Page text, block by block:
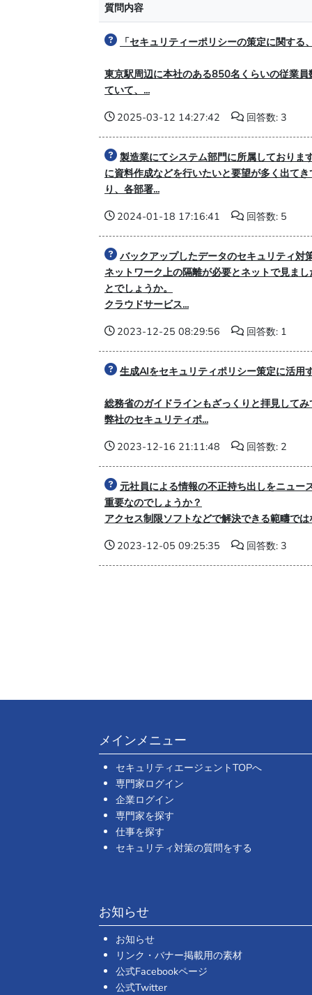
質問内容
「セキュリティーポリシーの策定に関す
東京駅周辺に本社のある850名くらいの従業
ていて、...
2025-03-12 14:27:42
回答数: 3
製造業にてシステム部門に所属しておりま
に資料作成などを行いたいと要望が多く出て
り、各部署...
2024-01-18 17:16:41
回答数: 5
バックアップしたデータのセキュリティ対
ネットワーク上の隔離が必要とネットで見ま
とでしょうか。
クラウドサービス...
2023-12-25 08:29:56
回答数: 1
生成AIをセキュリティポリシー策定に活用
総務省のガイドラインもざっくりと拝見して
弊社のセキュリティポ...
2023-12-16 21:11:48
回答数: 2
元社員による情報の不正持ち出しをニュー
重要なのでしょうか？
アクセス制限ソフトなどで解決できる範疇で
2023-12-05 09:25:35
回答数: 3
メインメニュー
セキュリティエージェントTOPへ
専門家ログイン
企業ログイン
専門家を探す
仕事を探す
セキュリティ対策の質問をする
お知らせ
お知らせ
リンク・バナー掲載用の素材
公式Facebookページ
公式Twitter